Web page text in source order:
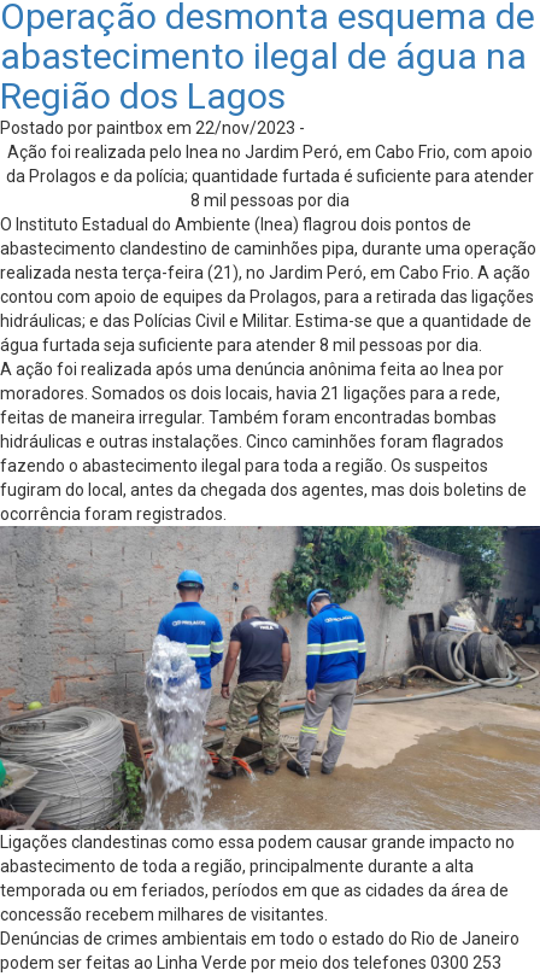
Operação desmonta esquema de
abastecimento ilegal de água na
Região dos Lagos
Postado por paintbox em 22/nov/2023 -
Ação foi realizada pelo Inea no Jardim Peró, em Cabo Frio, com apoio
da Prolagos e da polícia; quantidade furtada é suficiente para atender
8 mil pessoas por dia
O Instituto Estadual do Ambiente (Inea) flagrou dois pontos de
abastecimento clandestino de caminhões pipa, durante uma operação
realizada nesta terça-feira (21), no Jardim Peró, em Cabo Frio. A ação
contou com apoio de equipes da Prolagos, para a retirada das ligações
hidráulicas; e das Polícias Civil e Militar. Estima-se que a quantidade de
água furtada seja suficiente para atender 8 mil pessoas por dia.
A ação foi realizada após uma denúncia anônima feita ao Inea por
moradores. Somados os dois locais, havia 21 ligações para a rede,
feitas de maneira irregular. Também foram encontradas bombas
hidráulicas e outras instalações. Cinco caminhões foram flagrados
fazendo o abastecimento ilegal para toda a região. Os suspeitos
fugiram do local, antes da chegada dos agentes, mas dois boletins de
ocorrência foram registrados.
Ligações clandestinas como essa podem causar grande impacto no
abastecimento de toda a região, principalmente durante a alta
temporada ou em feriados, períodos em que as cidades da área de
concessão recebem milhares de visitantes.
Denúncias de crimes ambientais em todo o estado do Rio de Janeiro
podem ser feitas ao Linha Verde por meio dos telefones 0300 253